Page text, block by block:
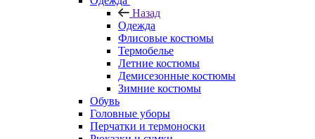
Назад
Одежда
Флисовые костюмы
Термобелье
Летние костюмы
Демисезонные костюмы
Зимние костюмы
Обувь
Головные уборы
Перчатки и термоноски